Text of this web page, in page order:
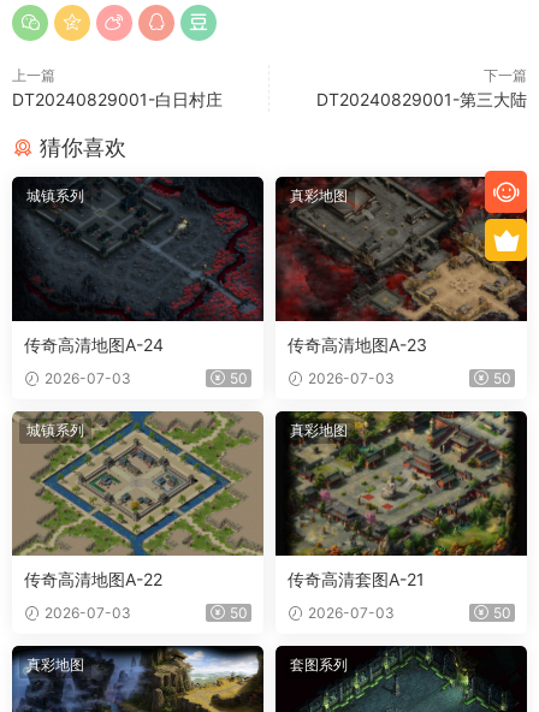
上一篇
DT20240829001-白日村庄
下一篇
DT20240829001-第三大陆
猜你喜欢
城镇系列
传奇高清地图A-24
2026-07-03 50
真彩地图
传奇高清地图A-23
2026-07-03 50
城镇系列
传奇高清地图A-22
2026-07-03 50
真彩地图
传奇高清套图A-21
2026-07-03 50
真彩地图 套图系列